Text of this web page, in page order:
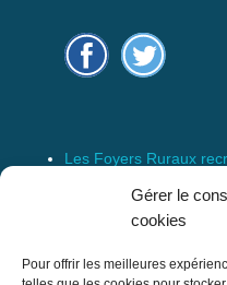
Gérer le
cookies
Pour offrir les meilleures
Les Foyers Ruraux
Connexion
Espace Membre